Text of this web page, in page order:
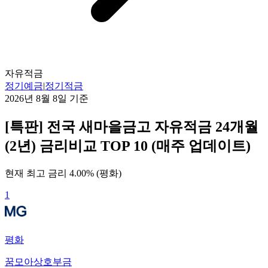
자유적금
정기예금|정기적금
2026년 8월 8일 기준
[특판] 전국 새마을금고 자유적금 24개월
(2년) 금리비교 TOP 10 (매주 업데이트)
현재 최고 금리 4.00% (평화)
1
평화
꿈모아상호부금